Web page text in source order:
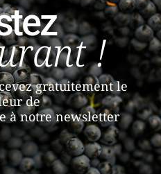
!
gratuitement le
de
à notre newsletter